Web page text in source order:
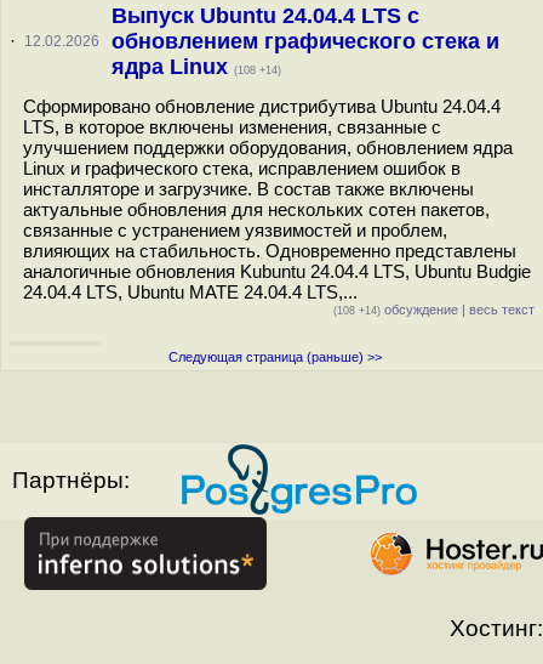
· 12.02.2026
Выпуск Ubuntu 24.04.4 LTS c
обновлением графического стека и
ядра Linux (108 +14)
Сформировано обновление дистрибутива Ubuntu 24.04.4
LTS, в которое включены изменения, связанные с
улучшением поддержки оборудования, обновлением ядра
Linux и графического стека, исправлением ошибок в
инсталляторе и загрузчике. В состав также включены
актуальные обновления для нескольких сотен пакетов,
связанные с устранением уязвимостей и проблем,
влияющих на стабильность. Одновременно представлены
аналогичные обновления Kubuntu 24.04.4 LTS, Ubuntu Budgie
24.04.4 LTS, Ubuntu MATE 24.04.4 LTS,...
(108 +14) обсуждение | весь текст
Следующая страница (раньше) >>
Партнёры:
Хостинг: